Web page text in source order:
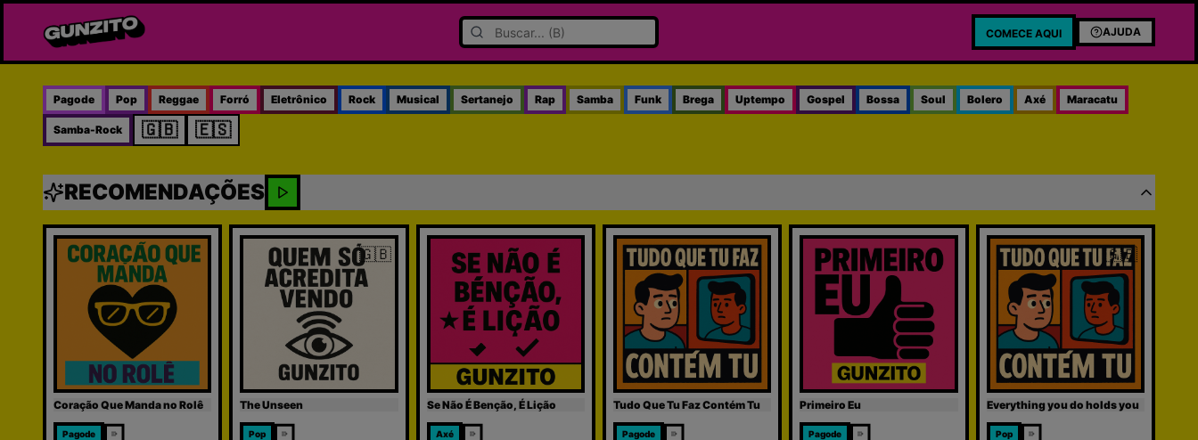
COMECE AQUI AJUDA
Pagode Pop Reggae Forró Eletrônico Rock Musical Sertanejo Rap Samba Funk Brega Uptempo Gospel Bossa Soul Bolero Axé Maracatu
Samba-Rock 🇬🇧 🇪🇸
RECOMENDAÇÕES
Coração Que Manda no Rolê
Pagode
🇬🇧
The Unseen
Pop
Se Não É Benção, É Lição
Axé
Tudo Que Tu Faz Contém Tu
Pagode
Primeiro Eu
Pagode
🇬🇧
Everything you do holds you
Pop